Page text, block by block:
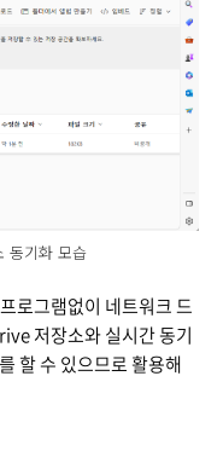
동기화 모습
로그램없이 네트워크 드
저장소와 실시간 동기
할 수 있으므로 활용해